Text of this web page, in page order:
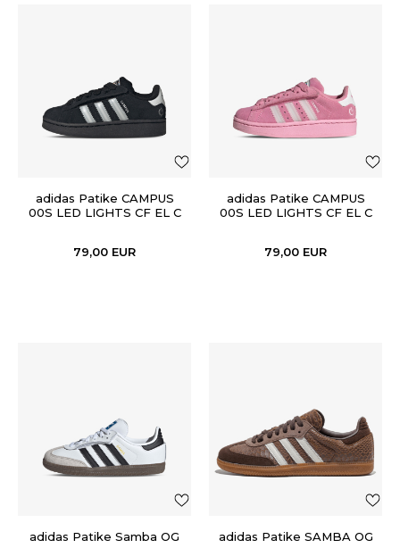
adidas Patike CAMPUS
00S LED LIGHTS CF EL C
79,00 EUR
adidas Patike CAMPUS
00S LED LIGHTS CF EL C
79,00 EUR
adidas Patike Samba OG adidas Patike SAMBA OG